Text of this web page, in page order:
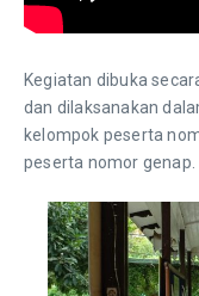
Kegiatan dibuka
dan dilaksanakan
kelompok peserta
peserta nomor genap.